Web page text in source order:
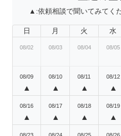
▲:依頼相談で聞いてみてく
日 月 火 水
08/02 08/03 08/04 08/05
08/09
▲
08/10
▲
08/11
▲
08/12
▲
08/16
▲
08/17
▲
08/18
▲
08/19
▲